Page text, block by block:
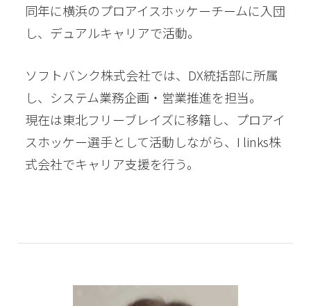
同年に横浜のプロアイスホッケーチームに入団
し、デュアルキャリアで活動。
ソフトバンク株式会社では、DX統括部に所属
し、システム業務企画・営業推進を担当。
現在は東北フリーブレイズに移籍し、プロアイ
スホッケー選手として活動しながら、I links株
式会社でキャリア支援を行う。